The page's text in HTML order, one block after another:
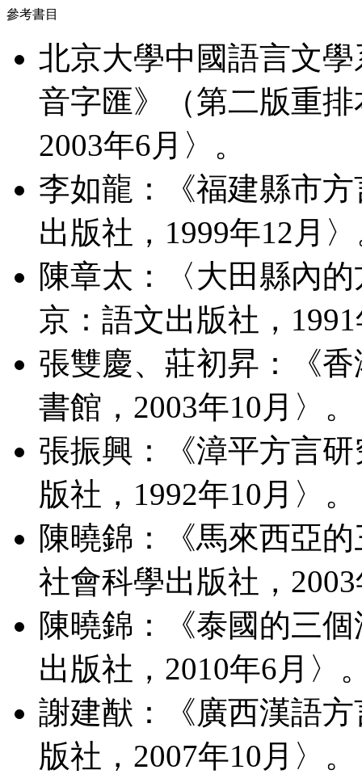
參考書目
北京大學中國語言文
音字匯》（第二版重
2003年6月〉。
李如龍：《福建縣市
出版社，1999年12月
陳章太：〈大田縣內
京：語文出版社，
張雙慶、莊初昇：《
書館，2003年10月〉。
張振興：《漳平方言
版社，1992年10月〉。
陳曉錦：《馬來西亞
社會科學出版社，
陳曉錦：《泰國的三
出版社，2010年6月〉
謝建猷：《廣西漢語
版社，2007年10月〉。